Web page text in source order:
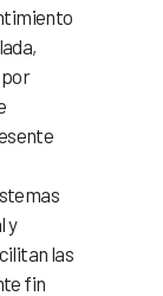
y
las
fin